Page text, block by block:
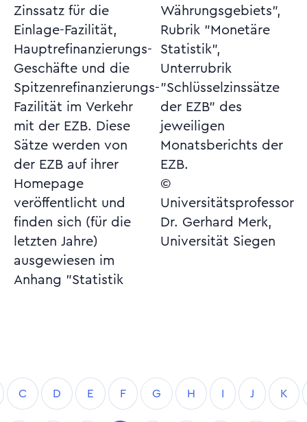
Zinssatz für die
Einlage-Fazilität,
Hauptrefinanzierungs-
Geschäfte und die
Spitzenrefinanzierungs-
Fazilität im Verkehr
mit der EZB. Diese
Sätze werden von
der EZB auf ihrer
Homepage
veröffentlicht und
finden sich (für die
letzten Jahre)
ausgewiesen im
Anhang "Statistik
Währungsgebiets",
Rubrik "Monetäre
Statistik",
Unterrubrik
"Schlüsselzinssätze
der EZB" des
jeweiligen
Monatsberichts der
EZB.
©
Universitätsprofessor
Dr. Gerhard Merk,
Universität Siegen
C D E F G H I J K